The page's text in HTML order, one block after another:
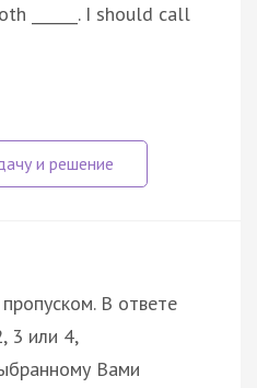
______. I should call
В ответе
3 или 4,
Вами